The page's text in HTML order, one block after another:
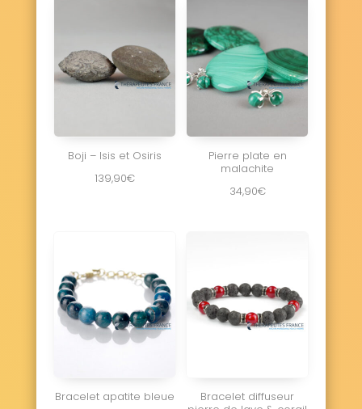
Boji – Isis et Osiris
139,90€
Pierre plate en
malachite
34,90€
Bracelet apatite bleue
Bracelet diffuseur